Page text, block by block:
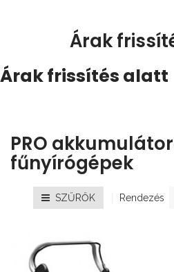
Árak
Árak frissítés alatt
PRO
fűnyírógépek
SZŰRŐK Rendezés